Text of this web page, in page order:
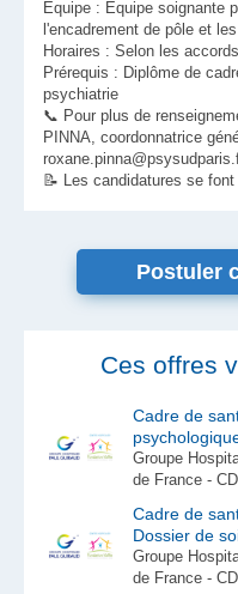
Équipe : Équipe soignante
l'encadrement de pôle et
Horaires : Selon les
Prérequis : Diplôme de
psychiatrie
📞 Pour plus de
PINNA, coordonnatrice
📝 Les candidatures se
Postuler
Ces offres
Cadre de
Groupe
de France - CDI
Cadre de
Dossier de
Groupe
de France - CDI